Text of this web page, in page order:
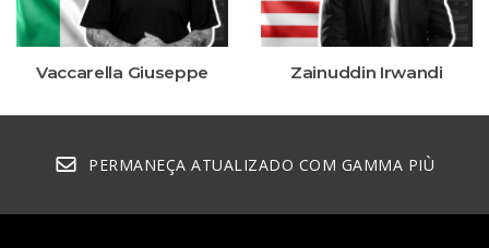
Vaccarella Giuseppe Zainuddin Irwandi
PERMANEÇA ATUALIZADO COM GAMMA PIÙ